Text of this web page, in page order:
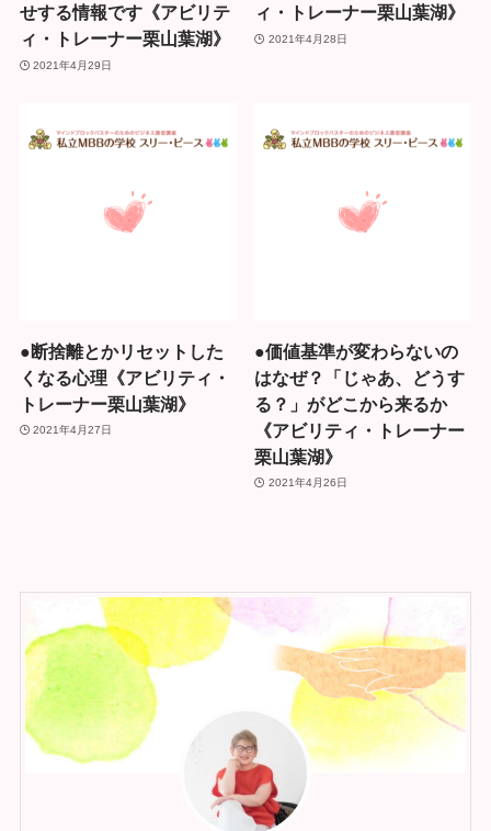
せする情報です《アビリテ
ィ・トレーナー栗山葉湖》
2021年4月29日
ィ・トレーナー栗山葉湖》
2021年4月28日
●断捨離とかリセットした
くなる心理《アビリティ・
トレーナー栗山葉湖》
2021年4月27日
●価値基準が変わらないの
はなぜ？「じゃあ、どうす
る？」がどこから来るか
《アビリティ・トレーナー
栗山葉湖》
2021年4月26日